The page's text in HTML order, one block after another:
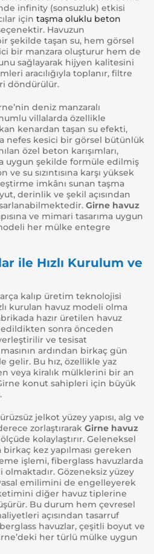
infinity (sonsuzluk) etkisi
için taşma oluklu beton
Havuzun
şekilde taşan su, hem görsel
bir manzara oluşturur hem de
sağlayarak hijyen kalitesini
aracılığıyla toplanır, filtre
döndürülür.
deniz manzaralı
villalarda özellikle
kenardan taşan su efekti,
nefes kesici bir görsel bütünlük
özel beton karışımları,
uygun şekilde formüle edilmiş
su sızıntısına karşı yüksek
imkânı sunan taşma
derinlik ve şekil açısından
Girne havuz
ve mimari tasarıma uygun
her mülke entegre
ile Hızlı Kurulum ve
kalıp üretim teknolojisi
kurulan havuz modeli olma
hazır üretilen havuz
sonra önceden
ve tesisat
ardından birkaç gün
gelir. Bu hız, özellikle yaz
veya kiralık mülklerini bir an
konut sahipleri için büyük
jelkot yüzey yapısı, alg ve
zorlaştırarak Girne havuz
kolaylaştırır. Geleneksel
kez yapılması gereken
işlemi, fiberglass havuzlarda
olmaktadır. Gözeneksiz yüzey
emilimini de engelleyerek
diğer havuz tiplerine
Bu durum hem çevresel
açısından tasarruf
havuzlar, çeşitli boyut ve
her türlü mülke uygun